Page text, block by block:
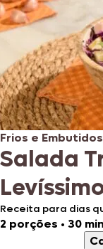
Frios e Embutidos
Salada
Receita para dias
2 porções • 30